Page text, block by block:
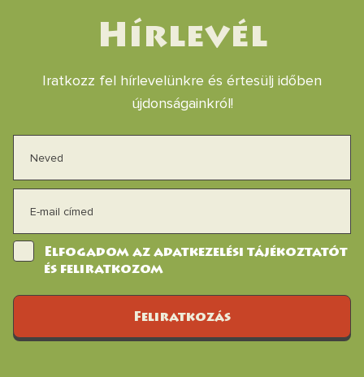
Hírlevél
Iratkozz fel hírlevelünkre és értesülj időben
újdonságainkról!
Elfogadom az adatkezelési tájékoztatót
és feliratkozom
Feliratkozás